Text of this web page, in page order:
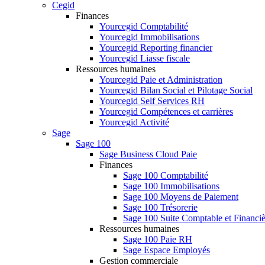
Cegid
Finances
Yourcegid Comptabilité
Yourcegid Immobilisations
Yourcegid Reporting financier
Yourcegid Liasse fiscale
Ressources humaines
Yourcegid Paie et Administration
Yourcegid Bilan Social et Pilotage Social
Yourcegid Self Services RH
Yourcegid Compétences et carrières
Yourcegid Activité
Sage
Sage 100
Sage Business Cloud Paie
Finances
Sage 100 Comptabilité
Sage 100 Immobilisations
Sage 100 Moyens de Paiement
Sage 100 Trésorerie
Sage 100 Suite Comptable et
Ressources humaines
Sage 100 Paie RH
Sage Espace Employés
Gestion commerciale